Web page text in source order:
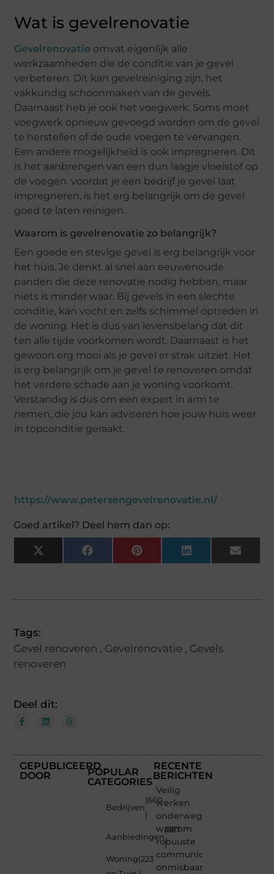
Wat is gevelrenovatie
Gevelrenovatie omvat eigenlijk alle
werkzaamheden die de conditie van je gevel
verbeteren. Dit kan gevelreiniging zijn, het
vakkundig schoonmaken van de gevels.
Daarnaast heb je ook het voegwerk. Soms moet
voegwerk opnieuw gevoegd worden om de gevel
te herstellen of de oude voegen te vervangen.
Een andere mogelijkheid is ook impregneren. Dit
is het aanbrengen van een dun laagje vloeistof op
de voegen. voordat je een bedrijf je gevel laat
impregneren, is het erg belangrijk om de gevel
goed te laten reinigen.
Waarom is gevelrenovatie zo belangrijk?
Een goede en stevige gevel is erg belangrijk voor
het huis. Je denkt al snel aan eeuwenoude
panden die deze renovatie nodig hebben, maar
niets is minder waar. Bij gevels in een slechte
conditie, kan vocht en zelfs schimmel optreden in
de woning. Het is dus van levensbelang dat dit
ten alle tijde voorkomen wordt. Daarnaast is het
gewoon erg mooi als je gevel er strak uitziet. Het
is erg belangrijk om je gevel te renoveren omdat
het verdere schade aan je woning voorkomt.
Verstandig is dus om een expert in arm te
nemen, die jou kan adviseren hoe jouw huis weer
in topconditie geraakt.
https://www.petersengevelrenovatie.nl/
Goed artikel? Deel hem dan op:
X
(Twitter)
FacebookPinterestLinkedInEmail
Tags:
Gevel renoveren , Gevelrenovatie , Gevels
renoveren
Deel dit:
GEPUBLICEERD
DOOR
POPULAR
CATEGORIES
Bedrijven
(660
)
Aanbiedingen
(357
)
Woning(223
RECENTE
BERICHTEN
Veilig
werken
onderweg:
waarom
robuuste
communicatiemiddelen
onmisbaar